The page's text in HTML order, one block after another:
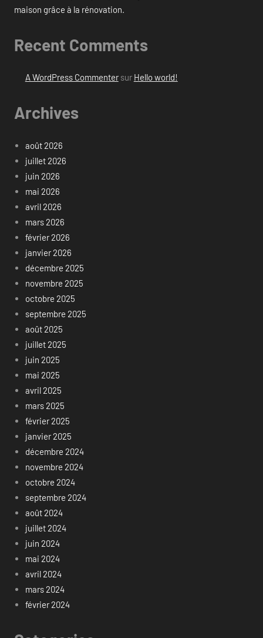
maison grâce à la rénovation.
Recent Comments
A WordPress Commentersur Hello world!
Archives
août 2026
juillet 2026
juin 2026
mai 2026
avril 2026
mars 2026
février 2026
janvier 2026
décembre 2025
novembre 2025
octobre 2025
septembre 2025
août 2025
juillet 2025
juin 2025
mai 2025
avril 2025
mars 2025
février 2025
janvier 2025
décembre 2024
novembre 2024
octobre 2024
septembre 2024
août 2024
juillet 2024
juin 2024
mai 2024
avril 2024
mars 2024
février 2024